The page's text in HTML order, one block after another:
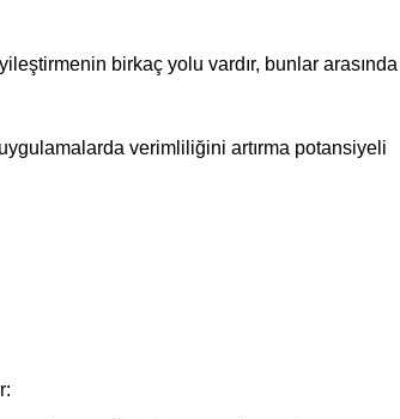
birkaç yolu vardır, bunlar arasında
verimliliğini artırma potansiyeli